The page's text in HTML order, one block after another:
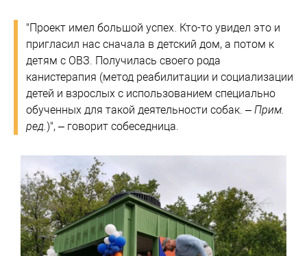
"Проект имел большой успех. Кто-то увидел это и
пригласил нас сначала в детский дом, а потом к
детям с ОВЗ. Получилась своего рода
канистерапия (метод реабилитации и социализации
детей и взрослых с использованием специально
обученных для такой деятельности собак. – Прим.
ред. )", – говорит собеседница.